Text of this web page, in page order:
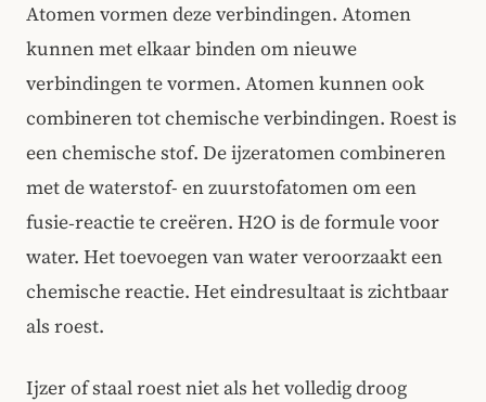
Atomen vormen deze verbindingen. Atomen
kunnen met elkaar binden om nieuwe
verbindingen te vormen. Atomen kunnen ook
combineren tot chemische verbindingen. Roest is
een chemische stof. De ijzeratomen combineren
met de waterstof- en zuurstofatomen om een
fusie‑reactie te creëren. H2O is de formule voor
water. Het toevoegen van water veroorzaakt een
chemische reactie. Het eindresultaat is zichtbaar
als roest.
Ijzer of staal roest niet als het volledig droog